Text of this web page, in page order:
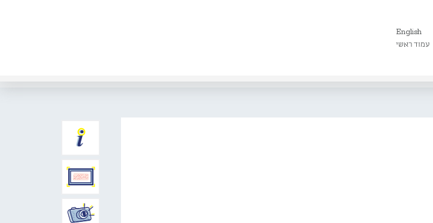
English
עמוד ראשי